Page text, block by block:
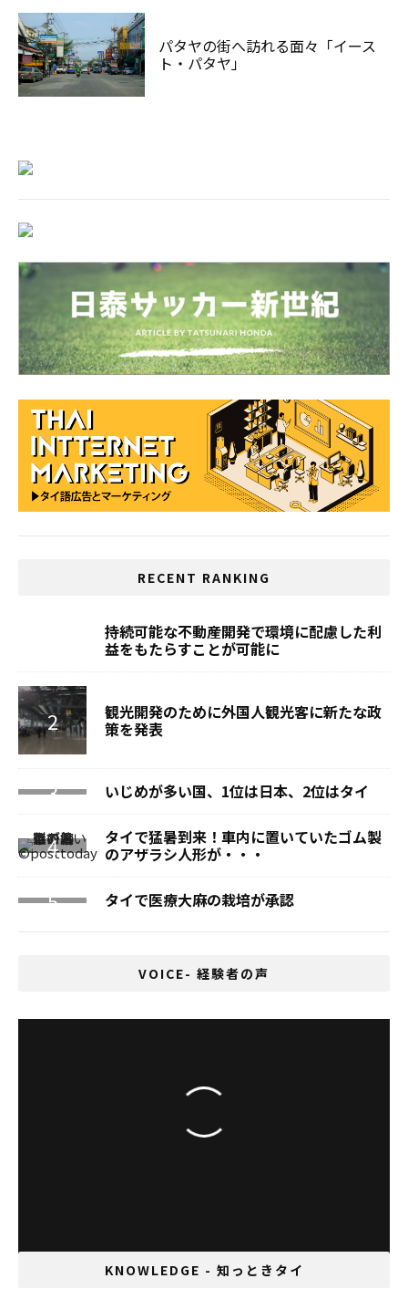
パタヤの街へ訪れる面々「イース
ト・パタヤ」
RECENT RANKING
持続可能な不動産開発で環境に配慮した利
益をもたらすことが可能に
観光開発のために外国人観光客に新たな政
策を発表
いじめが多い国、1位は日本、2位はタイ
タイで猛暑到来！車内に置いていたゴム製
のアザラシ人形が・・・
タイで医療大麻の栽培が承認
VOICE- 経験者の声
アジアへの挑戦 伊藤 政憲インタビュー
KNOWLEDGE - 知っときタイ